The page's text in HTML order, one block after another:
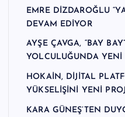
EMRE DİZDAROĞLU
DEVAM EDİYOR
AYŞE ÇAVGA, “BAY
YOLCULUĞUNDA YENİ
HOKAİN, DİJİTAL
YÜKSELİŞİNİ YENİ
KARA GÜNEŞ’TEN